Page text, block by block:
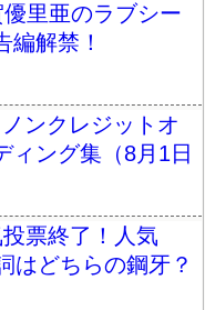
優里亜のラブシー
編解禁！
ンクレジットオ
ィング集（8月1日
票終了！人気
はどちらの鋼牙？